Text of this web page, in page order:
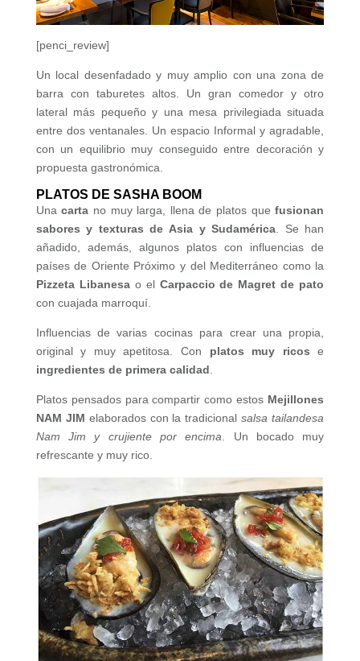
[penci_review]
Un local desenfadado y muy amplio con una zona de
barra con taburetes altos. Un gran comedor y otro
lateral más pequeño y una mesa privilegiada situada
entre dos ventanales. Un espacio Informal y agradable,
con un equilibrio muy conseguido entre decoración y
propuesta gastronómica.
PLATOS DE SASHA BOOM
Unacarta no muy larga, llena de platos quefusionan
sabores y texturas de Asia y Sudamérica . Se han
añadido, además, algunos platos con influencias de
países de Oriente Próximo y del Mediterráneo como la
Pizzeta Libanesa o el Carpaccio de Magret de pato
con cuajada marroquí.
Influencias de varias cocinas para crear una propia,
original y muy apetitosa. Con platos muy ricos e
ingredientes de primera calidad
Platos pensados para compartir como estos Mejillones
NAM JIM elaborados con la tradicionalsalsa tailandesa
Nam Jim y crujiente por encima . Un bocado muy
refrescante y muy rico.